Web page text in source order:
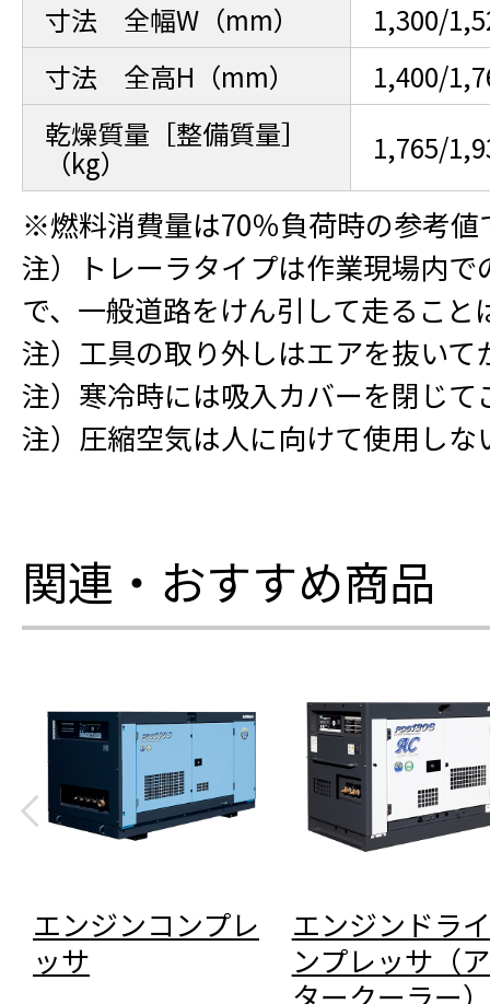
寸法 全幅W（mm）
1,300/
寸法 全高H（mm）
1,400/
乾燥質量［整備質量］
（kg） 1,765/
※燃料消費量は70％負荷時の参考値
注）トレーラタイプは作業現場内
で、一般道路をけん引して走ること
注）工具の取り外しはエアを抜いて
注）寒冷時には吸入カバーを閉じて
注）圧縮空気は人に向けて使用しな
関連・おすすめ商品
エンジンコンプレ
ッサ
エンジンドラ
ンプレッサ（
タークーラー）